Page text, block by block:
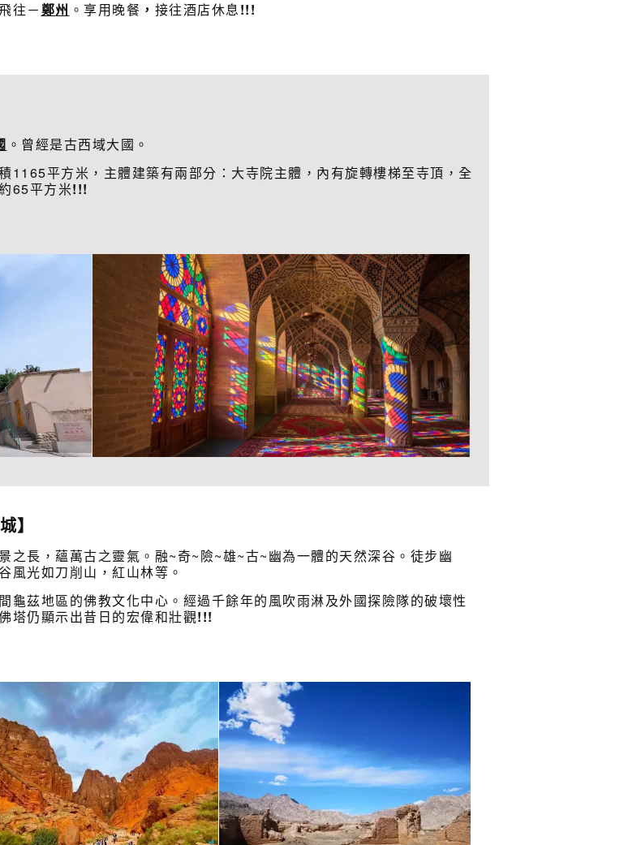
往－鄭州 。享用晚餐 ， 接往酒店休息!!!
。曾經是古西域大國。
1165平方米，主體建築有兩部分：大寺院主體，內有旋轉樓梯至寺頂，全
65平方米!!!
】
之長，蘊萬古之靈氣。融~奇~險~雄~古~幽為一體的天然深谷。徒步幽
風光如刀削山，紅山林等。
龜茲地區的佛教文化中心。經過千餘年的風吹雨淋及外國探險隊的破壞性
塔仍顯示出昔日的宏偉和壯觀!!!